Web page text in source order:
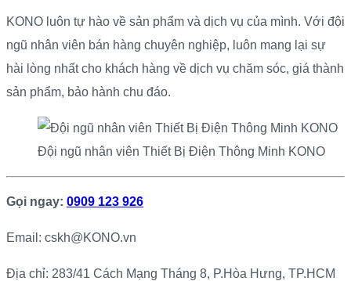
KONO luôn tự hào về sản phẩm và dịch vụ của mình. Với đội
ngũ nhân viên bán hàng chuyên nghiệp, luôn mang lại sự
hài lòng nhất cho khách hàng về dịch vụ chăm sóc, giá thành
sản phẩm, bảo hành chu đáo.
Đội ngũ nhân viên Thiết Bị Điện Thông Minh KONO
Gọi ngay: 0909 123 926
Email: cskh@KONO.vn
Địa chỉ: 283/41 Cách Mạng Tháng 8, P.Hòa Hưng, TP.HCM